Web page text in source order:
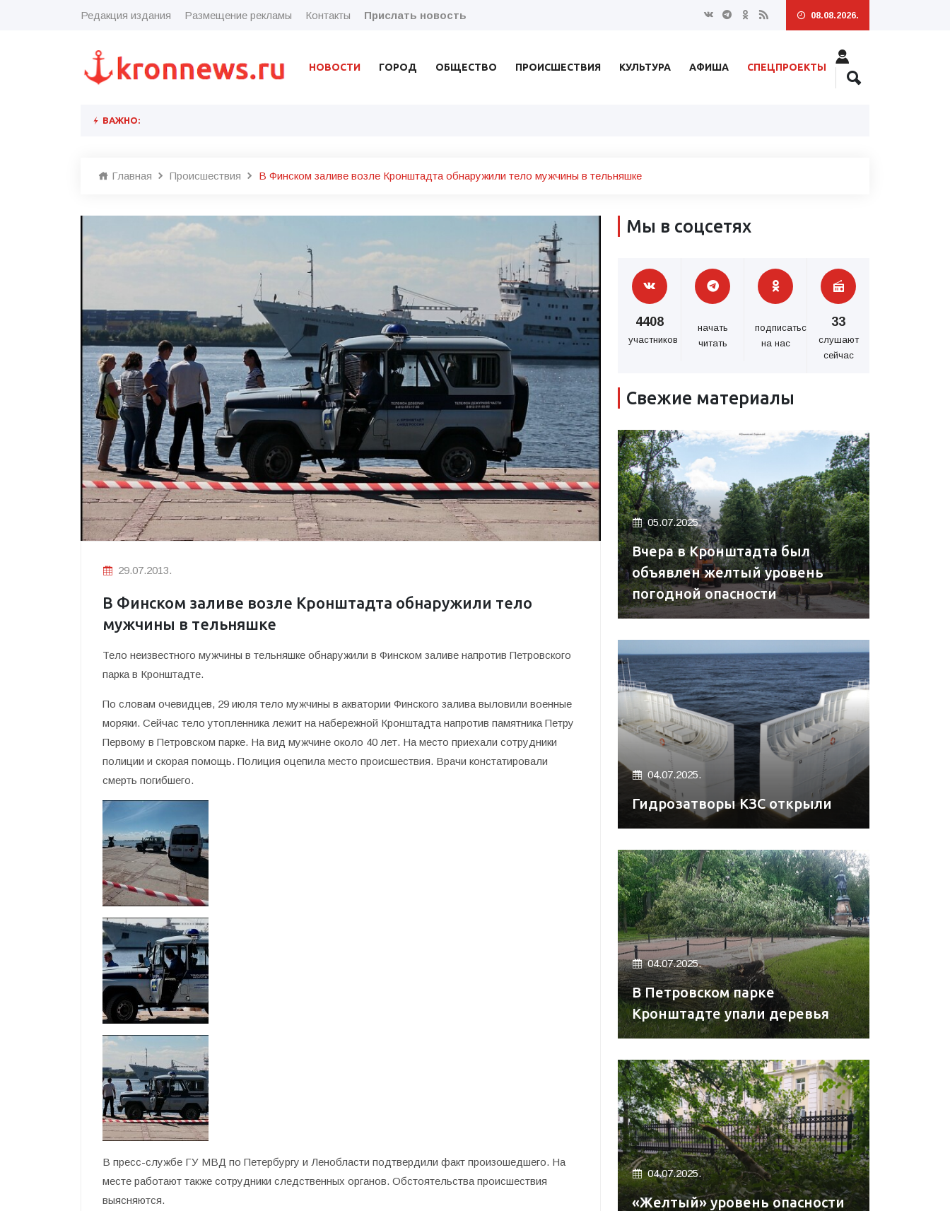
Редакция издания Размещение рекламы Контакты Прислать новость 08.08.2026.
НОВОСТИ ГОРОД ОБЩЕСТВО ПРОИСШЕСТВИЯ КУЛЬТУРА АФИША СПЕЦПРОЕКТЫ
ВАЖНО:
Главная Происшествия В Финском заливе возле Кронштадта обнаружили тело мужчины в тельняшке
29.07.2013.
В Финском заливе возле Кронштадта обнаружили тело
мужчины в тельняшке
Тело неизвестного мужчины в тельняшке обнаружили в Финском заливе напротив Петровского
парка в Кронштадте.
По словам очевидцев, 29 июля тело мужчины в акватории Финского залива выловили военные
моряки. Сейчас тело утопленника лежит на набережной Кронштадта напротив памятника Петру
Первому в Петровском парке. На вид мужчине около 40 лет. На место приехали сотрудники
полиции и скорая помощь. Полиция оцепила место происшествия. Врачи констатировали
смерть погибшего.
В пресс-службе ГУ МВД по Петербургу и Ленобласти подтвердили факт произошедшего. На
месте работают также сотрудники следственных органов. Обстоятельства происшествия
выясняются.
Мы в соцсетях
4408
участников
начать
читать
подписаться
на нас
33
слушают
сейчас
Свежие материалы
05.07.2025.
Вчера в Кронштадта был
объявлен желтый уровень
погодной опасности
04.07.2025.
Гидрозатворы КЗС открыли
04.07.2025.
В Петровском парке
Кронштадте упали деревья
04.07.2025.
«Желтый» уровень опасности